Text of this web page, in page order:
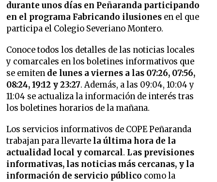
durante unos días en Peñaranda participando
en el programa Fabricando ilusiones en el que
participa el Colegio Severiano Montero.
Conoce todos los detalles de las noticias locales
y comarcales en los boletines informativos que
se emiten de lunes a viernes a las 07:26, 07:56,
08:24, 19:12 y 23:27. Además, a las 09:04, 10:04 y
11:04 se actualiza la información de interés tras
los boletines horarios de la mañana.
Los servicios informativos de COPE Peñaranda
trabajan para llevarte la última hora de la
actualidad local y comarcal. Las previsiones
informativas, las noticias más cercanas, y la
información de servicio público como la